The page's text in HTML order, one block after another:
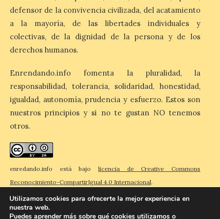
teatro municipal de La Bañeza. El
comunicador astorgano Arturo Martínez
Matilla, […]
Artesana de Astorga
acogida del público
8 Ago 2026
hasta la feria acompañado
por el organizador de la iniciativa, Isaac
Cancillo Carro. Astorga, 8 de agosto de
2026. — La I Feria de […]
defensor de la convivencia civilizada, del acatamiento
a la mayoría, de las libertades individuales y
colectivas, de la dignidad de la persona y de los
derechos humanos.
Enrendando.info fomenta la pluralidad, la
responsabilidad, tolerancia, solidaridad, honestidad,
igualdad, autonomía, prudencia y esfuerzo. Estos son
nuestros principios y si no te gustan NO tenemos
otros.
enredando.info está bajo licencia de Creative Commons
Reconocimiento-CompartirIgual 4.0 Internacional.
Utilizamos cookies para ofrecerte la mejor experiencia en
nuestra web.
Puedes aprender más sobre qué cookies utilizamos o